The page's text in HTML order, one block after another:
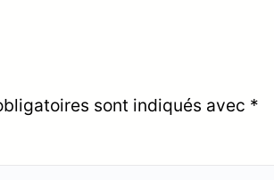
sont indiqués avec *